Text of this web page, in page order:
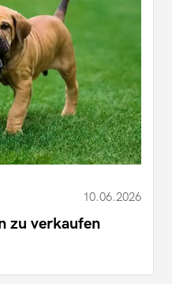
10.06.2026
zu verkaufen